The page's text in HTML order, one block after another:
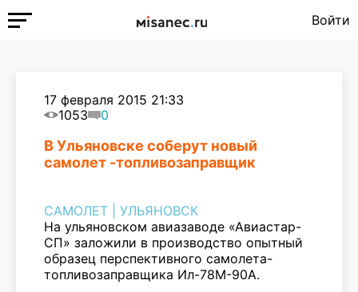
Войти
17 февраля 2015 21:33
1053
0
В Ульяновске соберут новый
самолет -топливозаправщик
САМОЛЕТ
УЛЬЯНОВСК
На ульяновском авиазаводе «Авиастар-
СП» заложили в производство опытный
образец перспективного самолета-
топливозаправщика Ил-78М-90А.